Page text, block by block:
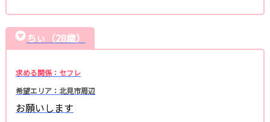
ちぃ（28歳）
求める関係：セフレ
希望エリア：北見市周辺
お願いします